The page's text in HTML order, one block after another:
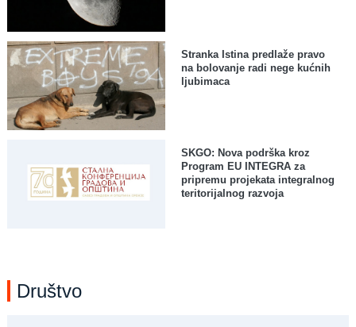
Stranka Istina predlaže pravo
na bolovanje radi nege kućnih
ljubimaca
SKGO: Nova podrška kroz
Program EU INTEGRA za
pripremu projekata integralnog
teritorijalnog razvoja
Društvo